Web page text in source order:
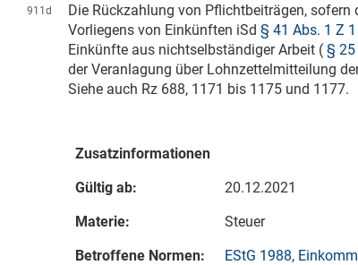
911d
Die Rückzahlung von Pflichtbeiträgen,
Vorliegens von Einkünften iSd § 41 Abs. 1 Z
Einkünfte aus nichtselbständiger Arbeit ( § 25
der Veranlagung über Lohnzettelmitteilung
Siehe auch Rz 688, 1171 bis 1175 und 1177.
Zusatzinformationen
Gültig ab:
20.12.2021
Materie:
Steuer
Betroffene Normen:
EStG 1988,